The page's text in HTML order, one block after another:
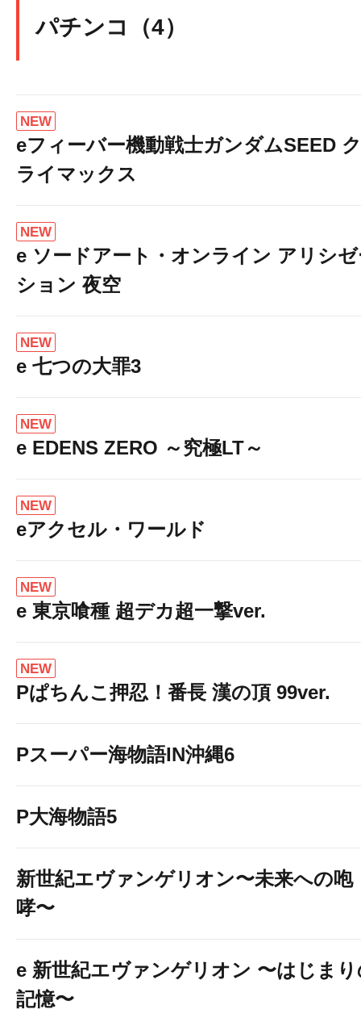
パチンコ（4）
NEW
eフィーバー機動戦士ガンダムSEED ク
ライマックス
NEW
e ソードアート・オンライン アリシ
ション 夜空
NEW
e 七つの大罪3
NEW
e EDENS ZERO ～究極LT～
NEW
eアクセル・ワールド
NEW
e 東京喰種 超デカ超一撃ver.
NEW
Pぱちんこ押忍！番長 漢の頂 99ver.
Pスーパー海物語IN沖縄6
P大海物語5
新世紀エヴァンゲリオン〜未来への咆
哮〜
e 新世紀エヴァンゲリオン 〜はじま
記憶〜